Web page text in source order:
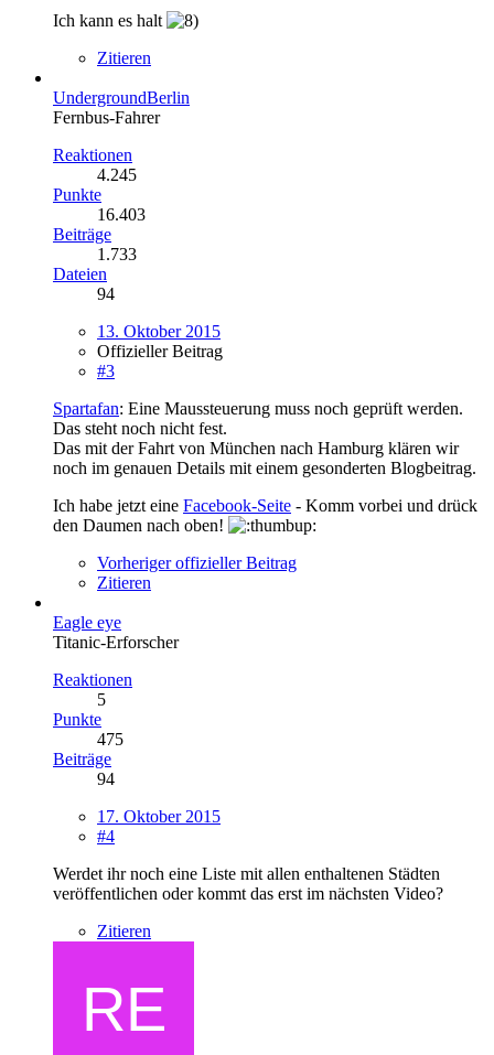
Ich kann es halt
Zitieren
UndergroundBerlin
Fernbus-Fahrer
Reaktionen
4.245
Punkte
16.403
Beiträge
1.733
Dateien
94
13. Oktober 2015
Offizieller Beitrag
#3
Spartafan: Eine Maussteuerung muss noch geprüft werden.
Das steht noch nicht fest.
Das mit der Fahrt von München nach Hamburg klären wir
noch im genauen Details mit einem gesonderten Blogbeitrag.
Ich habe jetzt eine Facebook-Seite - Komm vorbei und drück
den Daumen nach oben!
Vorheriger offizieller Beitrag
Zitieren
Eagle eye
Titanic-Erforscher
Reaktionen
5
Punkte
475
Beiträge
94
17. Oktober 2015
#4
Werdet ihr noch eine Liste mit allen enthaltenen Städten
veröffentlichen oder kommt das erst im nächsten Video?
Zitieren